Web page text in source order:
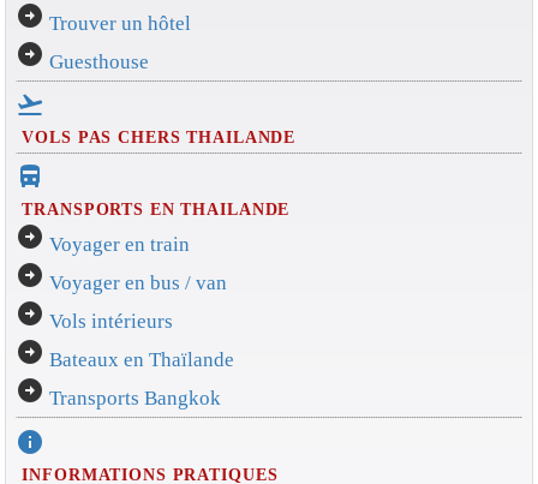
arrow_circle_right Trouver un hôtel
arrow_circle_right Guesthouse
flight_takeoff
VOLS PAS CHERS THAILANDE
directions_bus_filled
TRANSPORTS EN THAILANDE
arrow_circle_right Voyager en train
arrow_circle_right Voyager en bus / van
arrow_circle_right Vols intérieurs
arrow_circle_right Bateaux en Thaïlande
arrow_circle_right Transports Bangkok
info
INFORMATIONS PRATIQUES